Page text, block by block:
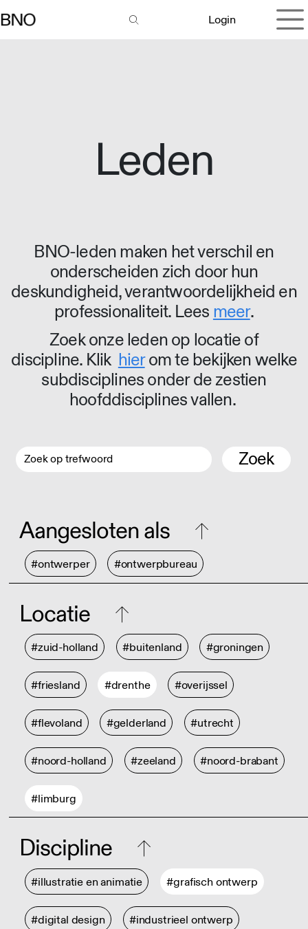
Login
Leden
BNO-leden maken het verschil en
onderscheiden zich door hun
deskundigheid, verantwoordelijkheid en
professionaliteit. Lees meer.
Zoek onze leden op locatie of
discipline. Klik hierom te bekijken welke
subdisciplines onder de zestien
hoofddisciplines vallen.
Zoek
Aangesloten als
#ontwerper #ontwerpbureau
Locatie
#zuid-holland #buitenland #groningen
#friesland #drenthe #overijssel
#flevoland #gelderland #utrecht
#noord-holland #zeeland #noord-brabant
#limburg
Discipline
#illustratie en animatie #grafisch ontwerp
#digital design #industrieel ontwerp